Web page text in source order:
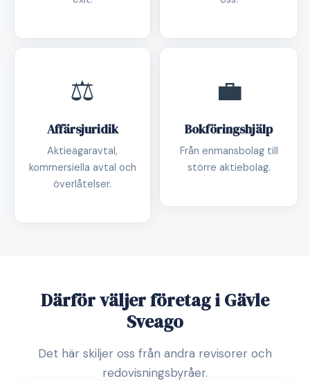
⚖️
Affärsjuridik
Aktieägaravtal,
kommersiella avtal och
överlåtelser.
💼
Bokföringshjälp
Från enmansbolag till
större aktiebolag.
Därför väljer företag i Gävle
Sveago
Det här skiljer oss från andra revisorer och
redovisningsbyråer.